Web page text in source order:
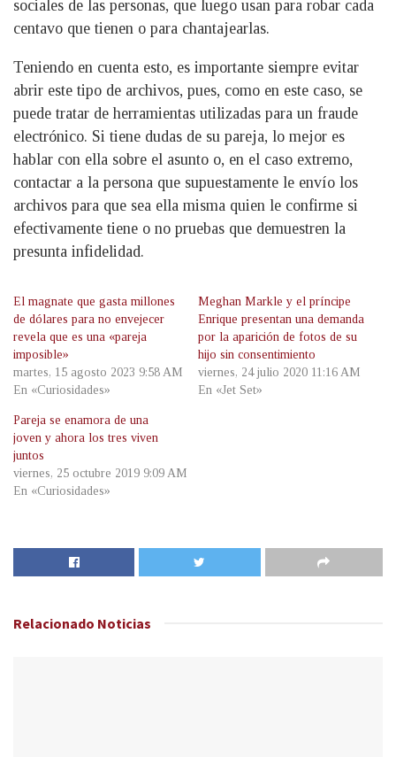
sociales de las personas, que luego usan para robar cada
centavo que tienen o para chantajearlas.
Teniendo en cuenta esto, es importante siempre evitar
abrir este tipo de archivos, pues, como en este caso, se
puede tratar de herramientas utilizadas para un fraude
electrónico. Si tiene dudas de su pareja, lo mejor es
hablar con ella sobre el asunto o, en el caso extremo,
contactar a la persona que supuestamente le envío los
archivos para que sea ella misma quien le confirme si
efectivamente tiene o no pruebas que demuestren la
presunta infidelidad.
El magnate que gasta millones
de dólares para no envejecer
revela que es una «pareja
imposible»
martes, 15 agosto 2023 9:58 AM
En «Curiosidades»
Meghan Markle y el príncipe
Enrique presentan una demanda
por la aparición de fotos de su
hijo sin consentimiento
viernes, 24 julio 2020 11:16 AM
En «Jet Set»
Pareja se enamora de una
joven y ahora los tres viven
juntos
viernes, 25 octubre 2019 9:09 AM
En «Curiosidades»
Relacionado Noticias